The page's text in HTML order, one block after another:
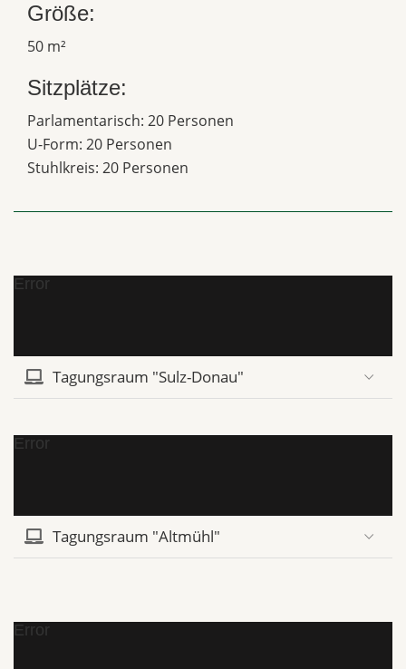
Größe:
50 m²
Sitzplätze:
Parlamentarisch: 20 Personen
U-Form: 20 Personen
Stuhlkreis: 20 Personen
Error
Tagungsraum "Sulz-Donau"
Error
Tagungsraum "Altmühl"
Error